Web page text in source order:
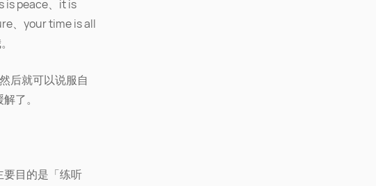
is peace、it is
、your time is all
后就可以说服自
了。
要目的是「练听